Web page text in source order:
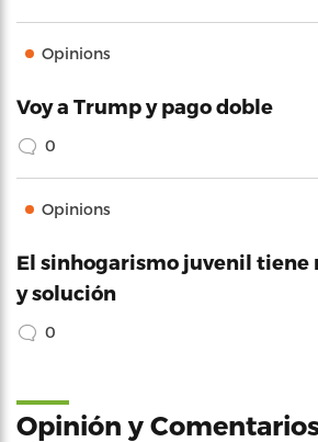
Opinions
Voy a Trump y pago doble
0
Opinions
El sinhogarismo juvenil tiene
y solución
0
Opinión y